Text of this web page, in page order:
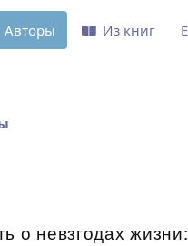
о невзгодах
Авторы Из книг